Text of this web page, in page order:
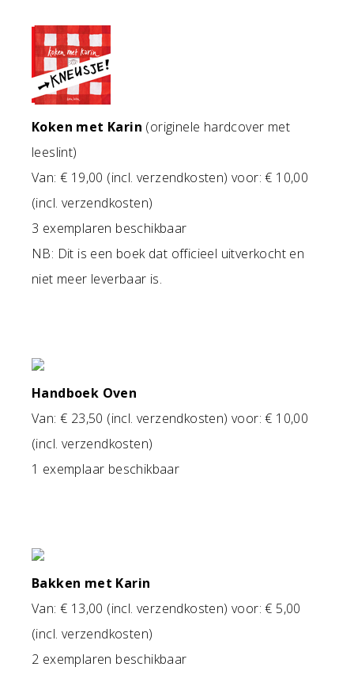
Koken met Karin (originele hardcover met
leeslint)
Van: € 19,00 (incl. verzendkosten) voor: € 10,00
(incl. verzendkosten)
3 exemplaren beschikbaar
NB: Dit is een boek dat officieel uitverkocht en
niet meer leverbaar is.
Handboek Oven
Van: € 23,50 (incl. verzendkosten) voor: € 10,00
(incl. verzendkosten)
1 exemplaar beschikbaar
Bakken met Karin
Van: € 13,00 (incl. verzendkosten) voor: € 5,00
(incl. verzendkosten)
2 exemplaren beschikbaar